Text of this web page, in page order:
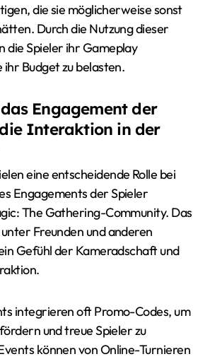
die sie möglicherweise sonst
Durch die Nutzung dieser
die Spieler ihr Gameplay
Budget zu belasten.
Engagement der
Interaktion in der
eine entscheidende Rolle bei
Engagements der Spieler
The Gathering-Community. Das
Freunden und anderen
Gefühl der Kameradschaft und
integrieren oft Promo-Codes, um
und treue Spieler zu
können von Online-Turnieren